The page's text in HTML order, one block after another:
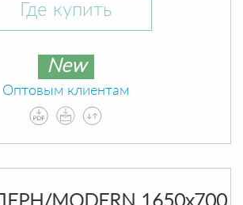
Где купить
New
Оптовым клиентам